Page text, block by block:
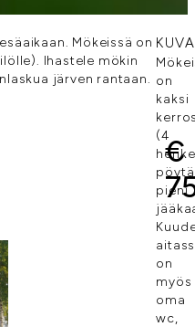
Mökeissä on
Ihastele mökin
järven rantaan.
€
on
kaksi
(4
pieni
on
myös
oma
wc,